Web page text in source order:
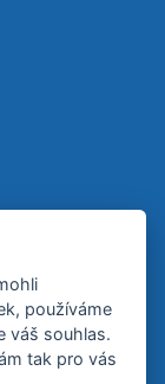
používáme
váš souhlas.
tak pro vás